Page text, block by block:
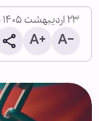
۲۳ اردیبهشت ۱۴۰۵ - ۱۲:۳۸